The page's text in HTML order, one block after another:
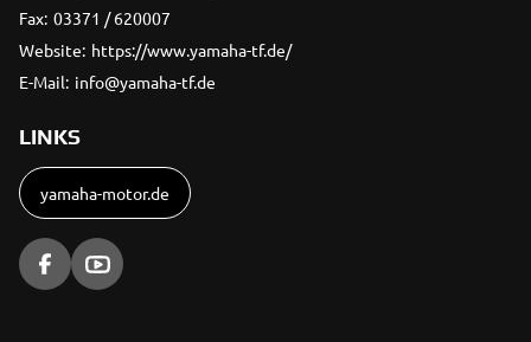
Fax: 03371 / 620007
Website: https://www.yamaha-tf.de/
E-Mail: info@yamaha-tf.de
LINKS
yamaha-motor.de